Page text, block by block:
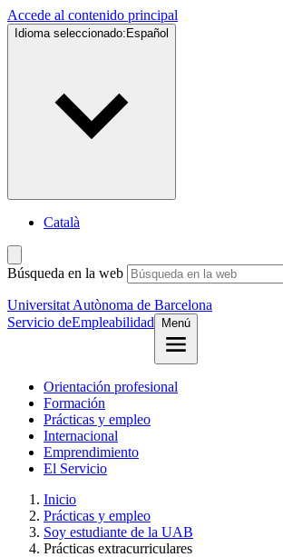
Accede al contenido principal
Idioma seleccionado: Español
Català
Búsqueda en la web
Universitat Autònoma de Barcelona
Servicio deEmpleabilidad Menú
Orientación profesional
Formación
Prácticas y empleo
Internacional
Emprendimiento
El Servicio
Inicio
Prácticas y empleo
Soy estudiante de la UAB
Prácticas extracurriculares